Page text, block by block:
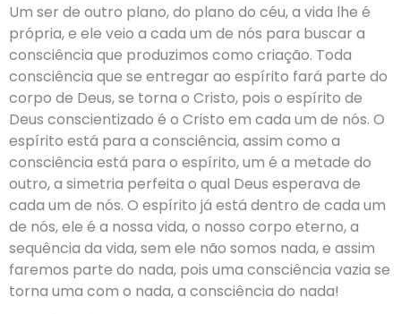
Um ser de outro plano, do plano do céu, a vida lhe é
própria, e ele veio a cada um de nós para buscar a
consciência que produzimos como criação. Toda
consciência que se entregar ao espírito fará parte do
corpo de Deus, se torna o Cristo, pois o espírito de
Deus conscientizado é o Cristo em cada um de nós. O
espírito está para a consciência, assim como a
consciência está para o espírito, um é a metade do
outro, a simetria perfeita o qual Deus esperava de
cada um de nós. O espírito já está dentro de cada um
de nós, ele é a nossa vida, o nosso corpo eterno, a
sequência da vida, sem ele não somos nada, e assim
faremos parte do nada, pois uma consciência vazia se
torna uma com o nada, a consciência do nada!